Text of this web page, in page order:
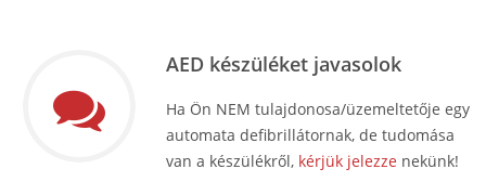
AED készüléket javasolok
Ha Ön NEM tulajdonosa/üzemeltetője egy
automata defibrillátornak, de tudomása
van a készülékről, kérjük jelezze nekünk!